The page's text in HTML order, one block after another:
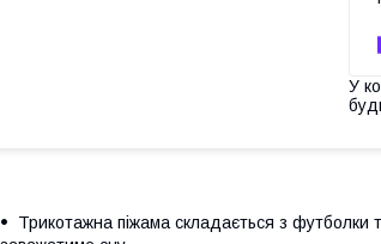
У
Трикотажна піжама складається з